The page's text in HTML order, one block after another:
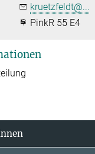
kruetzfeldt@...
PinkR 55 E4